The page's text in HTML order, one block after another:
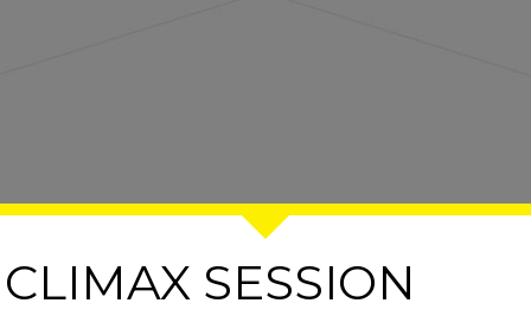
CLIMAX SESSION